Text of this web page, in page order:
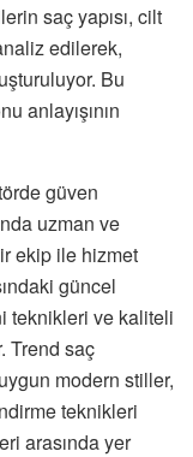
saç yapısı, cilt
edilerek,
Bu
anlayışının
güven
uzman ve
ekip ile hizmet
güncel
teknikleri ve kaliteli
Trend saç
modern stiller,
teknikleri
arasında yer